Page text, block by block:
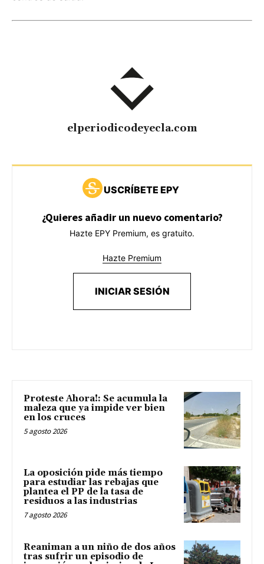
elperiodicodeyecla.com
USCRÍBETE EPY
¿Quieres añadir un nuevo comentario?
Hazte EPY Premium, es gratuito.
Hazte Premium
INICIAR SESIÓN
Proteste Ahora!: Se acumula la
maleza que ya impide ver bien
en los cruces
5 agosto 2026
La oposición pide más tiempo
para estudiar las rebajas que
plantea el PP de la tasa de
residuos a las industrias
7 agosto 2026
Reaniman a un niño de dos años
tras sufrir un episodio de